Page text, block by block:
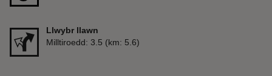
Llwybr llawn
Pellter
Milltiroedd: 3.5 (km: 5.6)